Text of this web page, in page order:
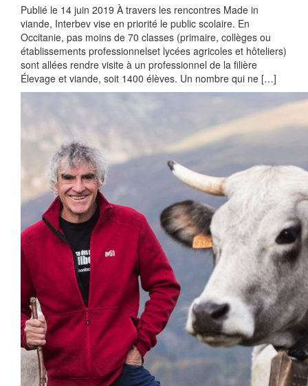
Publié le 14 juin 2019 À travers les rencontres Made in
viande, Interbev vise en priorité le public scolaire. En
Occitanie, pas moins de 70 classes (primaire, collèges ou
établissements professionnelset lycées agricoles et hôteliers)
sont allées rendre visite à un professionnel de la filière
Élevage et viande, soit 1400 élèves. Un nombre qui ne […]